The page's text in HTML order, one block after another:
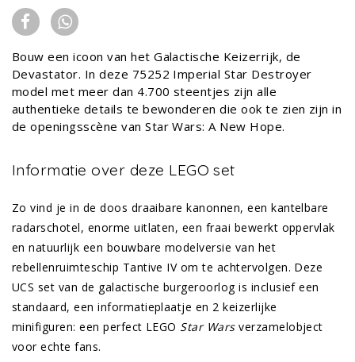
Bouw een icoon van het Galactische Keizerrijk, de
Devastator. In deze 75252 Imperial Star Destroyer
model met meer dan 4.700 steentjes zijn alle
authentieke details te bewonderen die ook te zien zijn in
de openingsscène van Star Wars: A New Hope.
Informatie over deze LEGO set
Zo vind je in de doos draaibare kanonnen, een kantelbare
radarschotel, enorme uitlaten, een fraai bewerkt oppervlak
en natuurlijk een bouwbare modelversie van het
rebellenruimteschip Tantive IV om te achtervolgen. Deze
UCS set van de galactische burgeroorlog is inclusief een
standaard, een informatieplaatje en 2 keizerlijke
minifiguren: een perfect LEGO Star Warsverzamelobject
voor echte fans.